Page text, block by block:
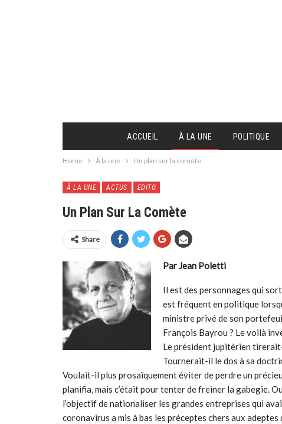
ACCUEIL À LA UNE POLITIQUE
Home À la une Un plan sur la comète
À LA UNE ACTUS EDITO
Un Plan Sur La Comète
Share
Par Jean Poletti
Il est des personnages qui
est fréquent en politique
ministre privé de son
François Bayrou ? Le voilà
Le président jupitérien
Tournerait-il le dos à sa
Voulait-il plus prosaïquement éviter de perdre un
planifia, mais c’était pour tenter de freiner la gabegie.
l’objectif de nationaliser les grandes entreprises qui
coronavirus a mis à bas les préceptes chers aux